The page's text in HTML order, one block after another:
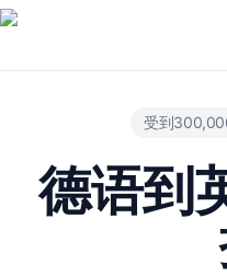
受到
德语到